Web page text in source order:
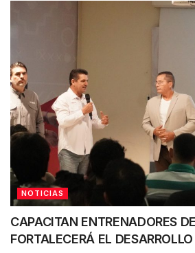
NOTICIAS
CAPACITAN ENTRENADORES
FORTALECERÁ EL